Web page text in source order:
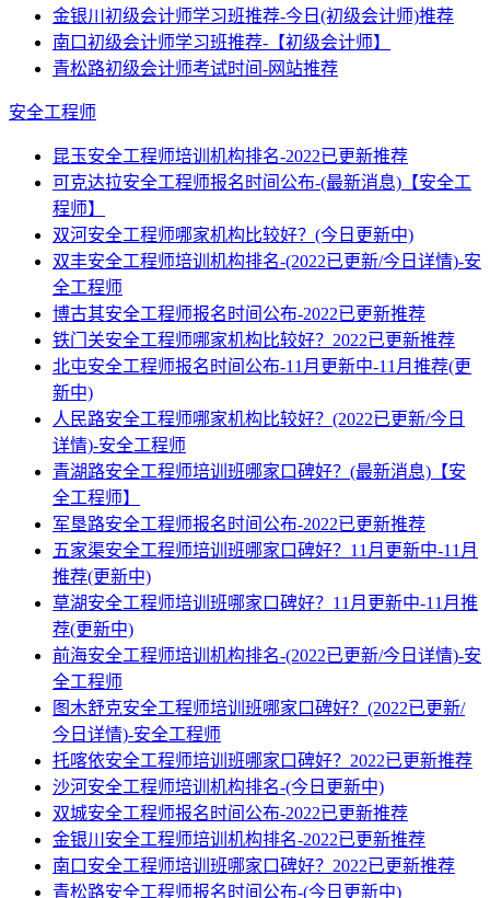
金银川初级会计师学习班推荐-今日(初级会计师)推荐
南口初级会计师学习班推荐-【初级会计师】
青松路初级会计师考试时间-网站推荐
安全工程师
昆玉安全工程师培训机构排名-2022已更新推荐
可克达拉安全工程师报名时间公布-(最新消息)【安全工
程师】
双河安全工程师哪家机构比较好？(今日更新中)
双丰安全工程师培训机构排名-(2022已更新/今日详情)-安
全工程师
博古其安全工程师报名时间公布-2022已更新推荐
铁门关安全工程师哪家机构比较好？2022已更新推荐
北屯安全工程师报名时间公布-11月更新中-11月推荐(更
新中)
人民路安全工程师哪家机构比较好？(2022已更新/今日
详情)-安全工程师
青湖路安全工程师培训班哪家口碑好？(最新消息)【安
全工程师】
军垦路安全工程师报名时间公布-2022已更新推荐
五家渠安全工程师培训班哪家口碑好？11月更新中-11月
推荐(更新中)
草湖安全工程师培训班哪家口碑好？11月更新中-11月推
荐(更新中)
前海安全工程师培训机构排名-(2022已更新/今日详情)-安
全工程师
图木舒克安全工程师培训班哪家口碑好？(2022已更新/
今日详情)-安全工程师
托喀依安全工程师培训班哪家口碑好？2022已更新推荐
沙河安全工程师培训机构排名-(今日更新中)
双城安全工程师报名时间公布-2022已更新推荐
金银川安全工程师培训机构排名-2022已更新推荐
南口安全工程师培训班哪家口碑好？2022已更新推荐
青松路安全工程师报名时间公布-(今日更新中)